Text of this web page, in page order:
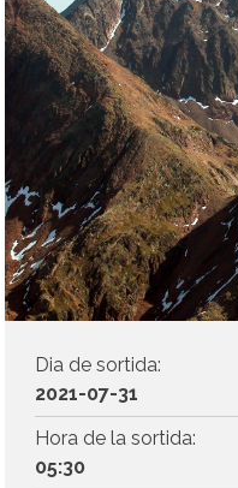
Dia de sortida:
2021-07-31
Hora de la sortida:
05:30